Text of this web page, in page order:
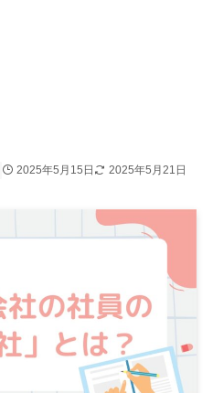
2025年5月15日 2025年5月21日